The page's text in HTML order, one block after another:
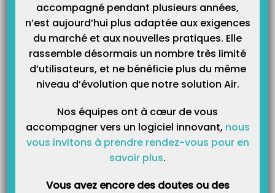
Catégories
Catégories
accompagné pendant plusieurs années,
n’est aujourd’hui plus adaptée aux exigences
du marché et aux nouvelles pratiques. Elle
rassemble désormais un nombre très limité
d’utilisateurs, et ne bénéficie plus du même
niveau d’évolution que notre solution Air.
Nos équipes ont à cœur de vous
accompagner vers un logiciel innovant, nous
vous invitons à prendre rendez-vous pour en
savoir plus.
Vous avez encore des doutes ou des